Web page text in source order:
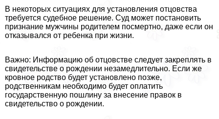
В некоторых ситуациях для установления отцовства
требуется судебное решение. Суд может постановить
признание мужчины родителем поcмepтно, даже если он
отказывался от ребенка при жизни.
Важно: Информацию об отцовстве следует закреплять в
свидетельстве о рождении незамедлительно. Если же
кровное родство будет установлено позже,
родственникам необходимо будет оплатить
государственную пошлину за внесение правок в
свидетельство о рождении.